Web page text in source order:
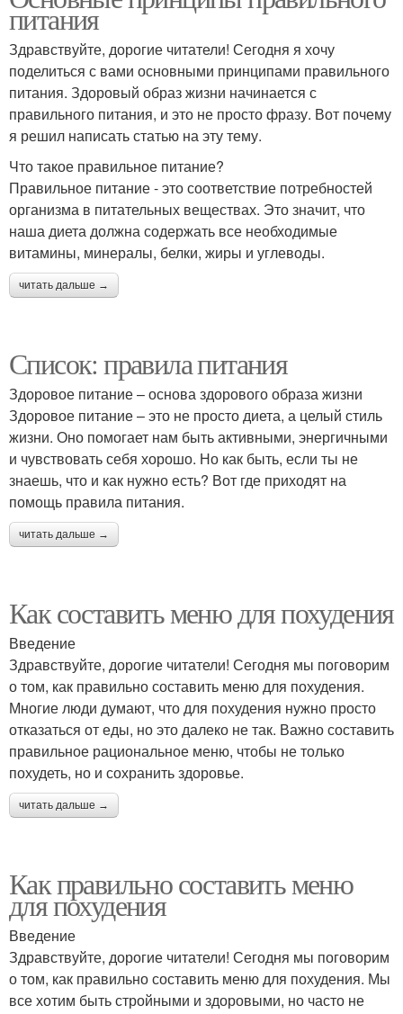
питания
Здравствуйте, дорогие читатели! Сегодня я хочу
поделиться с вами основными принципами правильного
питания. Здоровый образ жизни начинается с
правильного питания, и это не просто фразу. Вот почему
я решил написать статью на эту тему.
Что такое правильное питание?
Правильное питание - это соответствие потребностей
организма в питательных веществах. Это значит, что
наша диета должна содержать все необходимые
витамины, минералы, белки, жиры и углеводы.
читать дальше →
Список: правила питания
Здоровое питание – основа здорового образа жизни
Здоровое питание – это не просто диета, а целый стиль
жизни. Оно помогает нам быть активными, энергичными
и чувствовать себя хорошо. Но как быть, если ты не
знаешь, что и как нужно есть? Вот где приходят на
помощь правила питания.
читать дальше →
Как составить меню для похудения
Введение
Здравствуйте, дорогие читатели! Сегодня мы поговорим
о том, как правильно составить меню для похудения.
Многие люди думают, что для похудения нужно просто
отказаться от еды, но это далеко не так. Важно составить
правильное рациональное меню, чтобы не только
похудеть, но и сохранить здоровье.
читать дальше →
Как правильно составить меню
для похудения
Введение
Здравствуйте, дорогие читатели! Сегодня мы поговорим
о том, как правильно составить меню для похудения. Мы
все хотим быть стройными и здоровыми, но часто не